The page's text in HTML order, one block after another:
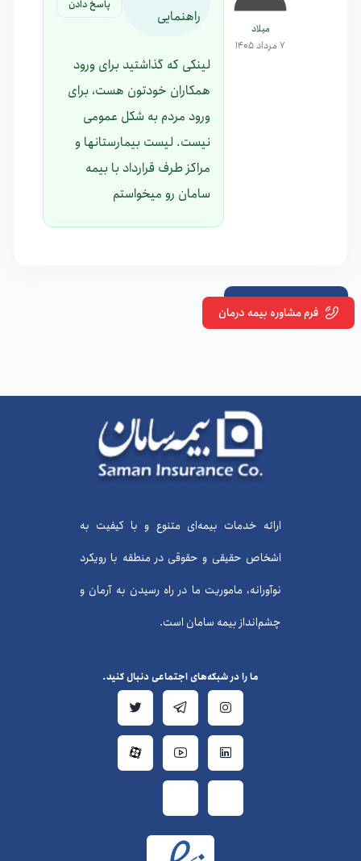
میلاد
7 مرداد 1405
راهنمایی
پاسخ دادن
لینکی که گذاشتید برای ورود
همکاران خودتون هست، برای
ورود مردم به شکل عمومی
نیست. لیست بیمارستانها و
مراکز طرف قرارداد با بیمه
سامان رو میخواستم
مشاهده نظرات بیشتر
فرم مشاوره بیمه درمان
ارائه خدمات بیمه‌ای متنوع و با کیفیت به
اشخاص حقیقی و حقوقی در منطقه با رویکرد
نوآورانه، ماموریت ما در راه رسیدن به آرمان و
چشم‌انداز بیمه سامان است.
ما را در شبکه‌های اجتماعی دنبال کنید.